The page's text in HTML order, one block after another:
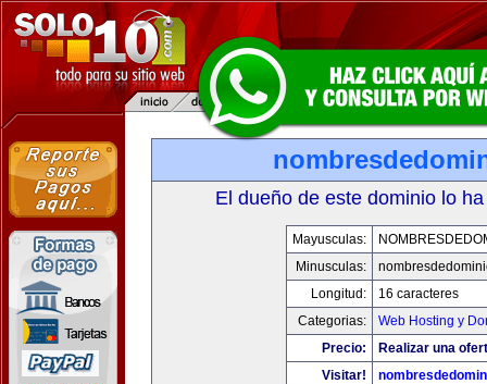
El dueño de este dominio lo
Mayusculas:
Minusculas:
Longitud:
16 caracteres
Categorias:
Web Hosting y
Precio:
Realizar una
Visitar!